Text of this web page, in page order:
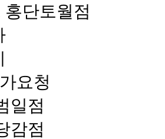
홍단토월점
요청
일점
감점